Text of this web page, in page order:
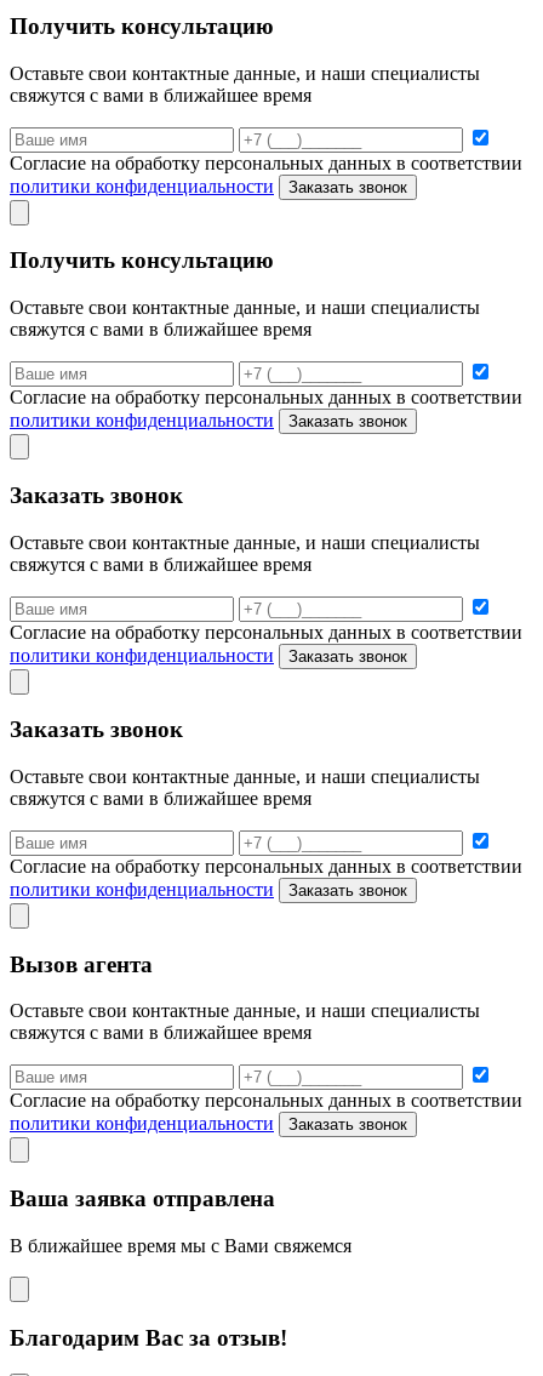
Получить консультацию
Оставьте свои контактные данные, и наши специалисты
свяжутся с вами в ближайшее время
Согласие на обработку персональных данных в соответствии
политики конфиденциальности
Заказать звонок
Получить консультацию
Оставьте свои контактные данные, и наши специалисты
свяжутся с вами в ближайшее время
Согласие на обработку персональных данных в соответствии
политики конфиденциальности
Заказать звонок
Заказать звонок
Оставьте свои контактные данные, и наши специалисты
свяжутся с вами в ближайшее время
Согласие на обработку персональных данных в соответствии
политики конфиденциальности
Заказать звонок
Заказать звонок
Оставьте свои контактные данные, и наши специалисты
свяжутся с вами в ближайшее время
Согласие на обработку персональных данных в соответствии
политики конфиденциальности
Заказать звонок
Вызов агента
Оставьте свои контактные данные, и наши специалисты
свяжутся с вами в ближайшее время
Согласие на обработку персональных данных в соответствии
политики конфиденциальности
Заказать звонок
Ваша заявка отправлена
В ближайшее время мы с Вами свяжемся
Благодарим Вас за отзыв!